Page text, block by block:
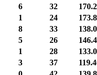
6 32
1 24
8 33
5 26
1 28
3 37